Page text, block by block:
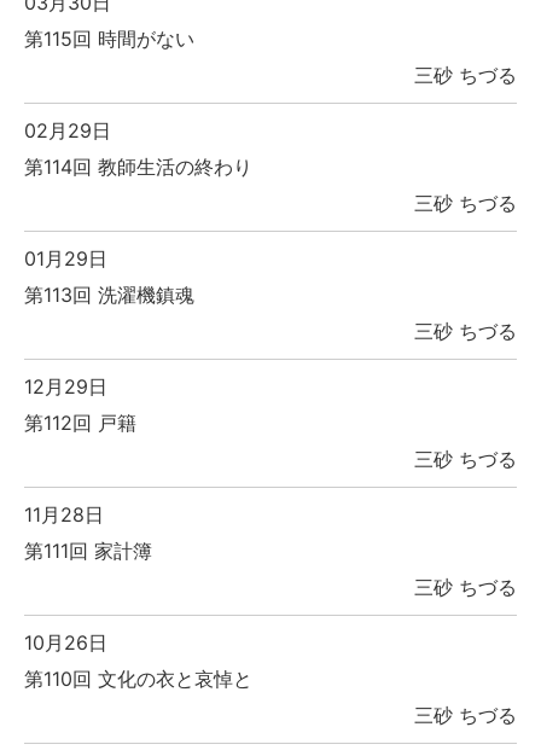
第115回 時間がない
三砂 ちづる
02月29日
第114回 教師生活の終わり
三砂 ちづる
01月29日
第113回 洗濯機鎮魂
三砂 ちづる
12月29日
第112回 戸籍
三砂 ちづる
11月28日
第111回 家計簿
三砂 ちづる
10月26日
第110回 文化の衣と哀悼と
三砂 ちづる